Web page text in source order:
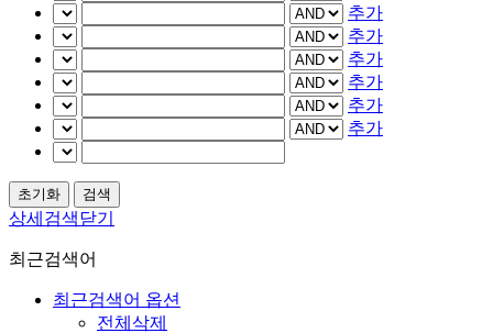
추가
추가
추가
추가
추가
추가
상세검색닫기
최근검색어
최근검색어 옵션
전체삭제